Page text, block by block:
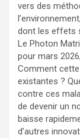
vers des
dont les effets
Le Photon
pour mars
Comment
existantes ?
contre ces
de devenir un
baisse
d’autres